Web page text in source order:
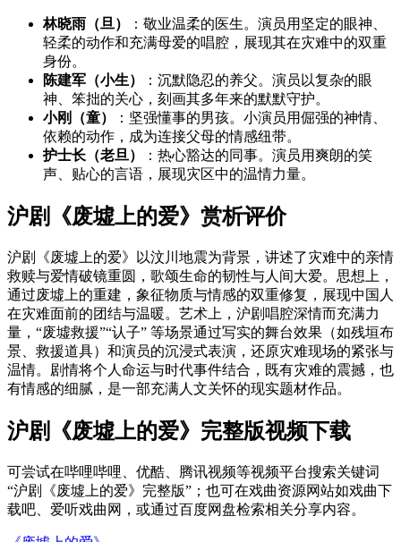
林晓雨（旦）
：敬业温柔的医生。演员用坚定的眼神、
轻柔的动作和充满母爱的唱腔，展现其在灾难中的双重
身份。
陈建军（小生）
：沉默隐忍的养父。演员以复杂的眼
神、笨拙的关心，刻画其多年来的默默守护。
小刚（童）
：坚强懂事的男孩。小演员用倔强的神情、
依赖的动作，成为连接父母的情感纽带。
护士长（老旦）
：热心豁达的同事。演员用爽朗的笑
声、贴心的言语，展现灾区中的温情力量。
沪剧《废墟上的爱》赏析评价
沪剧《废墟上的爱》以汶川地震为背景，讲述了灾难中的亲情
救赎与爱情破镜重圆，歌颂生命的韧性与人间大爱。思想上，
通过废墟上的重建，象征物质与情感的双重修复，展现中国人
在灾难面前的团结与温暖。艺术上，沪剧唱腔深情而充满力
量，“废墟救援”“认子” 等场景通过写实的舞台效果（如残垣布
景、救援道具）和演员的沉浸式表演，还原灾难现场的紧张与
温情。剧情将个人命运与时代事件结合，既有灾难的震撼，也
有情感的细腻，是一部充满人文关怀的现实题材作品。
沪剧《废墟上的爱》完整版视频下载
可尝试在哔哩哔哩、优酷、腾讯视频等视频平台搜索关键词
“沪剧《废墟上的爱》完整版”；也可在戏曲资源网站如戏曲下
载吧、爱听戏曲网，或通过百度网盘检索相关分享内容。